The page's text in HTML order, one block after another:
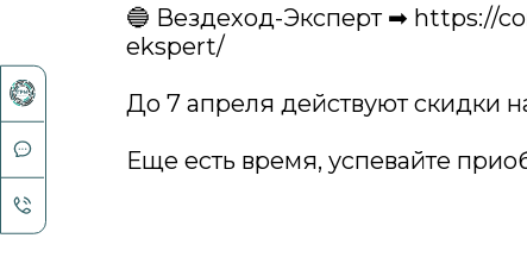
🔵 Вездеход-Эксперт ➡ https://
ekspert/
До 7 апреля действуют скидки
Еще есть время, успевайте